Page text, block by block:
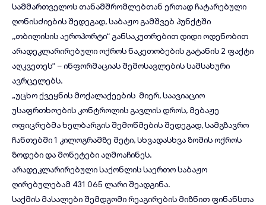
სამმართველოს თანამშრომლებთან ერთად ჩატარებული
ღონისძიების შედეგად, საბაჟო გამშვებ პუნქტში
,,თბილისის აეროპორტი“ განსაკუთრებით დიდი ოდენობით
არადეკლარირებულიოქროსნაკეთობების გატანის 2 ფაქტი
აღკვეთეს“ – ინფორმაციას შემოსავლების სამსახური
ავრცელებს.
„უცხო ქვეყნის მოქალაქეების მიერ, საავიაციო
უსაფრთხოების კონტროლის გავლის დროს, მებაჟე
ოფიცრებმა ხელბარგის შემოწმების შედეგად, სამგზავრო
ჩანთებში 1 კილოგრამზე მეტი, სხვადასხვა ზომის ოქროს
ზოდები და მონეტები აღმოაჩინეს.
არადეკლარირებული საქონლის საერთო საბაჟო
ღირებულებამ 431 065 ლარი შეადგინა.
საქმის მასალები შემდგომი რეაგირების მიზნით ფინანსთა